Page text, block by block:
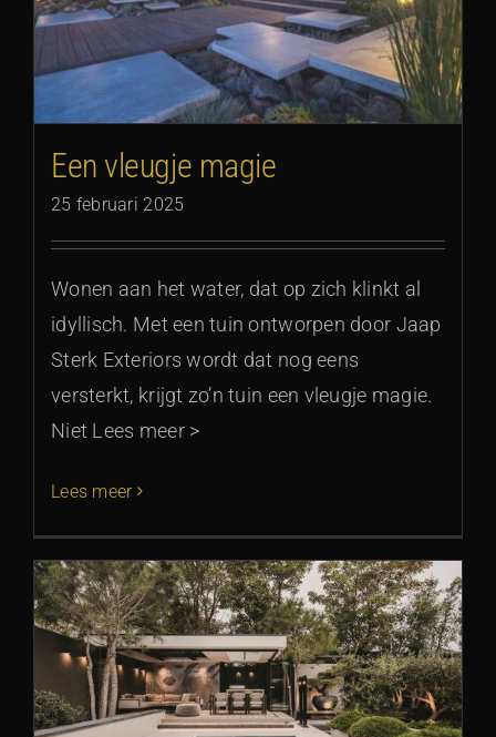
Een vleugje magie
25 februari 2025
Wonen aan het water, dat op zich klinkt al
idyllisch. Met een tuin ontworpen door Jaap
Sterk Exteriors wordt dat nog eens
versterkt, krijgt zo’n tuin een vleugje magie.
Niet Lees meer >
Lees meer